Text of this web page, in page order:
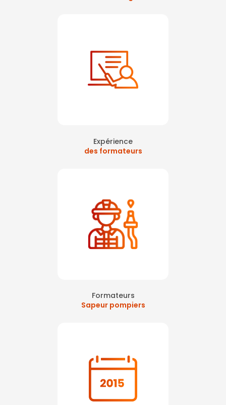
Expérience
des formateurs
Formateurs
Sapeur pompiers